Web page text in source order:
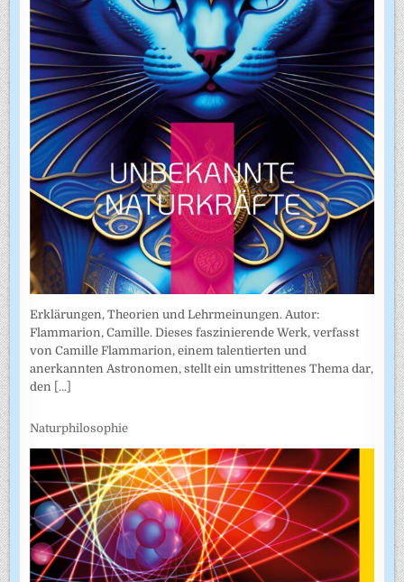
Erklärungen, Theorien und Lehrmeinungen. Autor:
Flammarion, Camille. Dieses faszinierende Werk, verfasst
von Camille Flammarion, einem talentierten und
anerkannten Astronomen, stellt ein umstrittenes Thema dar,
den [...]
Naturphilosophie